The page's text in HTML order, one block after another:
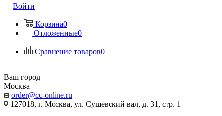
Войти
Корзина0
Отложенные0
Сравнение товаров0
Ваш город
Москва
order@cc-online.ru
127018, г. Москва, ул. Сущевский вал, д. 31, стр. 1